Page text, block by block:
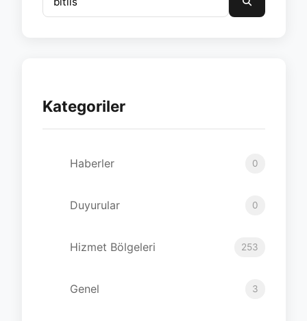
Kategoriler
Haberler 0
Duyurular 0
Hizmet Bölgeleri 253
Genel 3